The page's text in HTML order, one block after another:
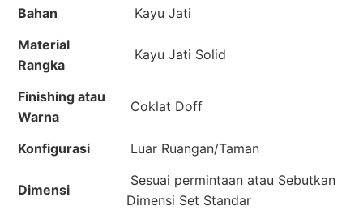
Bahan
Kayu Jati
Material
Rangka
Kayu Jati Solid
Finishing atau
Warna
Coklat Doff
Konfigurasi Luar Ruangan/Taman
Dimensi
Sesuai permintaan atau Sebutkan
Dimensi Set Standar